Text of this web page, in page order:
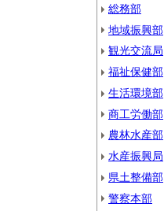
総務部
地域振興部
観光交流局
福祉保健部
生活環境部
商工労働部
農林水産部
水産振興局
県土整備部
警察本部